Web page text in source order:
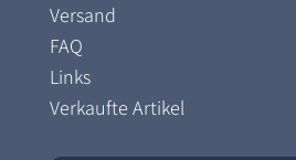
Versand
FAQ
Links
Verkaufte Artikel